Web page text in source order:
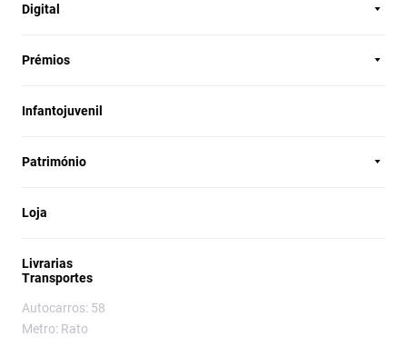
Digital
Prémios
Infantojuvenil
Património
Loja
Livrarias
Transportes
Autocarros: 58
Metro: Rato